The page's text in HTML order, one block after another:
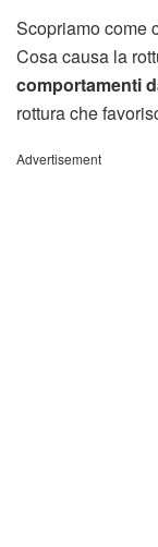
Scopriamo come
Cosa causa la
comportamenti
rottura che
Advertisement